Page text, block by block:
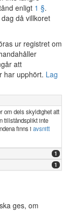
enligt 1 §.
då villkoret
ur registret om
att
har upphört. Lag
om dels skyldighet att
tillståndsplikt inte
finns i avsnitt
1
1
ges, om